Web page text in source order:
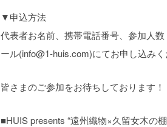
▼申込方法
代表者お名前、携帯電話番号、参加人
ール(info@1-huis.com)にてお申し込みく
皆さまのご参加をお待ちしております！
■HUIS presents “遠州織物×久留女木の